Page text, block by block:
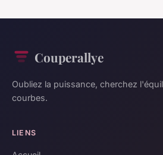
Couperallye
Oubliez la puissance, cherchez
courbes.
LIENS